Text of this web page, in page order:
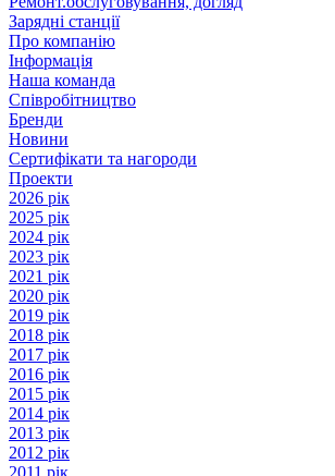
Зарядні станції
Про компанію
Інформація
Наша команда
Співробітництво
Бренди
Новини
Сертифікати та нагороди
Проекти
2026 рік
2025 рік
2024 рік
2023 рік
2021 рік
2020 рік
2019 рік
2018 рік
2017 рік
2016 рік
2015 рік
2014 рік
2013 рік
2012 рік
2011 рік